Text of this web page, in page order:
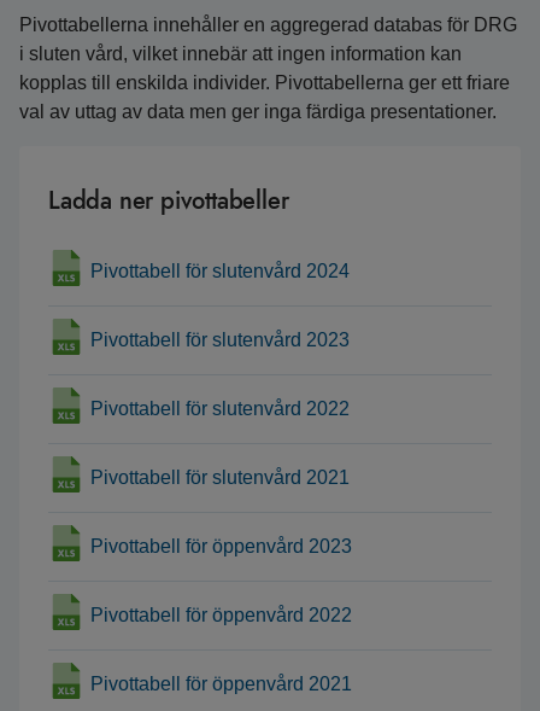
Pivottabellerna innehåller en aggregerad databas för DRG
i sluten vård, vilket innebär att ingen information kan
kopplas till enskilda individer. Pivottabellerna ger ett friare
val av uttag av data men ger inga färdiga presentationer.
Ladda ner pivottabeller
Pivottabell för slutenvård 2024
Pivottabell för slutenvård 2023
Pivottabell för slutenvård 2022
Pivottabell för slutenvård 2021
Pivottabell för öppenvård 2023
Pivottabell för öppenvård 2022
Pivottabell för öppenvård 2021